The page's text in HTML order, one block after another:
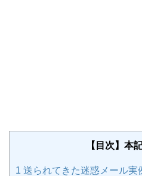
【目次】本
1 送られてきた迷惑メール実